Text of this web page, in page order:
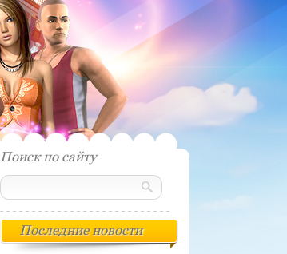
Поиск по сайту
Последние новости